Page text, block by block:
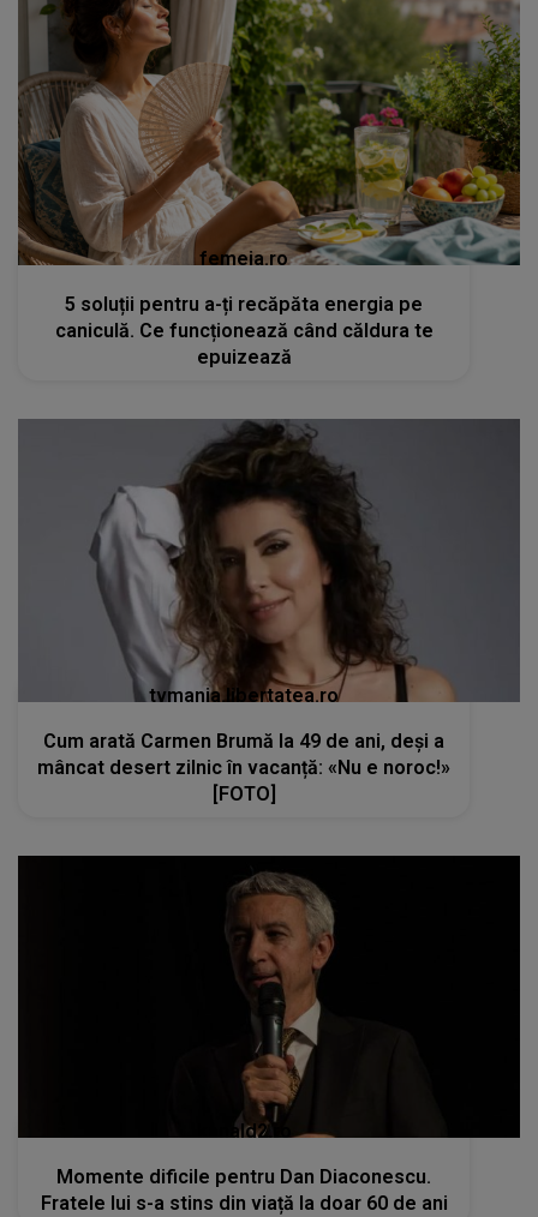
femeia.ro
5 soluții pentru a-ți recăpăta energia pe
caniculă. Ce funcționează când căldura te
epuizează
tvmania.libertatea.ro
Cum arată Carmen Brumă la 49 de ani, deși a
mâncat desert zilnic în vacanță: «Nu e noroc!»
[FOTO]
kanald2.ro
Momente dificile pentru Dan Diaconescu.
Fratele lui s-a stins din viață la doar 60 de ani